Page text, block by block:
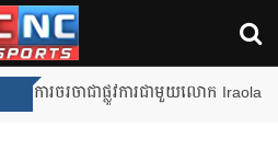
Unai Emery សន្យាថានឹងឈ្នះពាន